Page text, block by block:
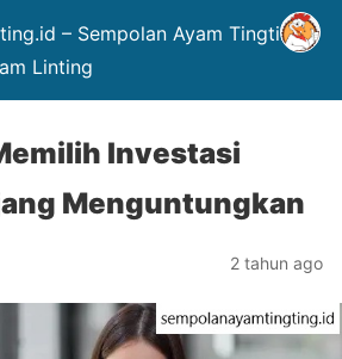
– Sempolan Ayam Tingting
Linting
Investasi
Menguntungkan
2 tahun ago